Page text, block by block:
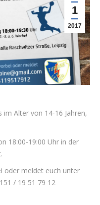
1
2017
im Alter von 14-16 Jahren,
18:00-19:00 Uhr in der
oder meldet euch unter
/ 19 51 79 12